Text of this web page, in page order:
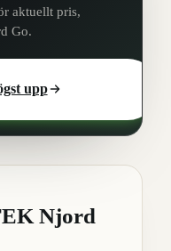
aktuellt pris,
Go.
upp
Njord